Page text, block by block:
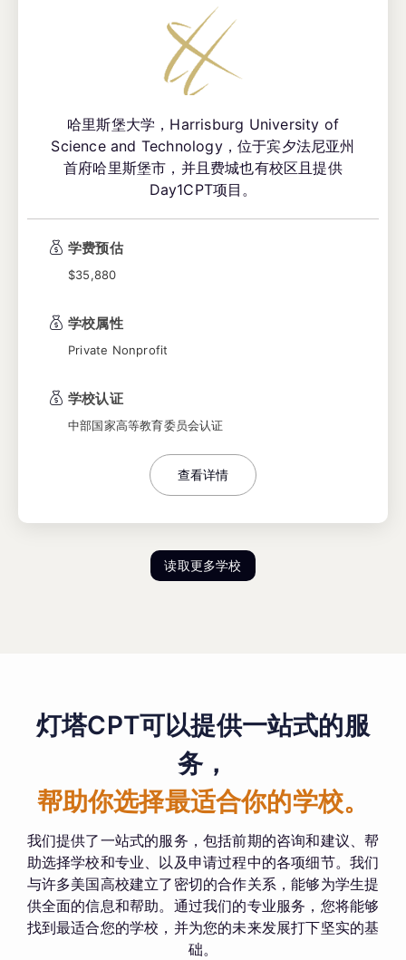
哈里斯堡大学，Harrisburg University of
Science and Technology，位于宾夕法尼亚州
首府哈里斯堡市，并且费城也有校区且提供
Day1CPT项目。
学费预估
$35,880
学校属性
Private Nonprofit
学校认证
中部国家高等教育委员会认证
查看详情
读取更多学校
灯塔CPT可以提供一站式的服
务，
帮助你选择最适合你的学校。
我们提供了一站式的服务，包括前期的咨询和建议、帮
助选择学校和专业、以及申请过程中的各项细节。我们
与许多美国高校建立了密切的合作关系，能够为学生提
供全面的信息和帮助。通过我们的专业服务，您将能够
找到最适合您的学校，并为您的未来发展打下坚实的基
础。